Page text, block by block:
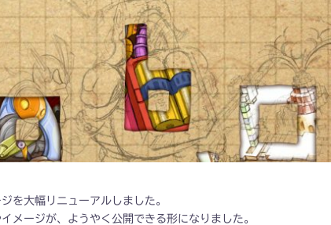
を大幅リニューアルしました。
メージが、ようやく公開できる形になりました。